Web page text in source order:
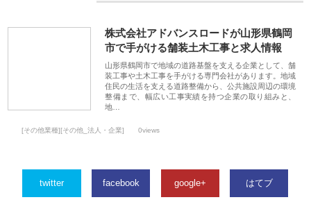
株式会社アドバンスロードが山形県鶴岡
市で手がける舗装土木工事と求人情報
山形県鶴岡市で地域の道路基盤を支える企業として、舗
装工事や土木工事を手がける専門会社があります。地域
住民の生活を支える道路整備から、公共施設周辺の環境
整備まで、幅広い工事実績を持つ企業の取り組みと、
地…
[その他業種][その他_法人・企業] 0views
twitter facebook google+ はてブ